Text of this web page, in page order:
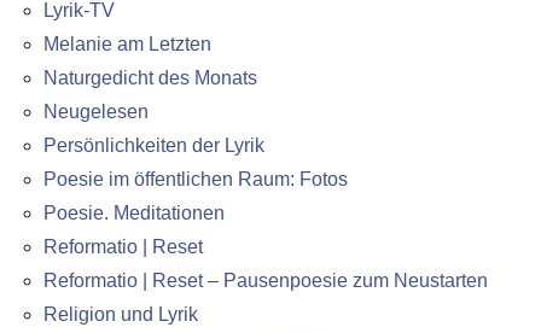
Lyrik-TV
Melanie am Letzten
Naturgedicht des Monats
Neugelesen
Persönlichkeiten der Lyrik
Poesie im öffentlichen Raum: Fotos
Poesie. Meditationen
Reformatio | Reset
Reformatio | Reset – Pausenpoesie zum Neustarten
Religion und Lyrik